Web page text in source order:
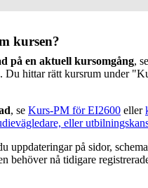
kursen?
på en aktuell kursomgång, se
Du hittar rätt kursrum under
, se Kurs-PM för EI2600 eller
eller
uppdateringar på sidor,
behöver nå tidigare